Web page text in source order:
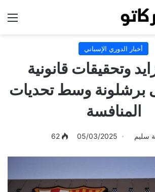
أخبار الدوري الإسباني
وتحقيقات قانونية
وسط تحديات
المنافسة
سليم 05/03/2025
62